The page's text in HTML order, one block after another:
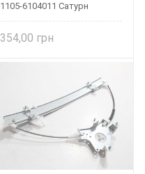
1105-6104011 Сатурн
354,00